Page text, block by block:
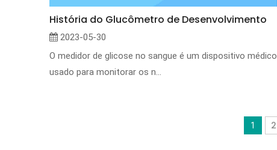
História do Glucômetro de Desenvolvimento
2023-05-30
O medidor de glicose no sangue é um dispositivo médico
usado para monitorar os n...
1 2